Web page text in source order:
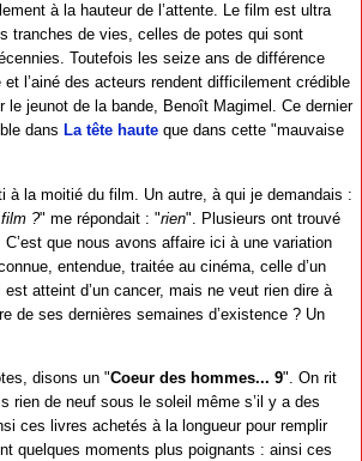
à la hauteur de l’attente. Le film est ultra
tranches de vies, celles de potes qui sont
Toutefois les seize ans de différence
et l’ainé des acteurs rendent difficilement crédible
le jeunot de la bande, Benoît Magimel. Ce dernier
dans La tête haute que dans cette "mauvaise
à la moitié du film. Un autre, à qui je demandais :
?" me répondait : "rien". Plusieurs ont trouvé
que nous avons affaire ici à une variation
entendue, traitée au cinéma, celle d’un
est atteint d’un cancer, mais ne veut rien dire à
de ses dernières semaines d’existence ? Un
disons un "Coeur des hommes... 9". On rit
rien de neuf sous le soleil même s’il y a des
ces livres achetés à la longueur pour remplir
quelques moments plus poignants : ainsi ces